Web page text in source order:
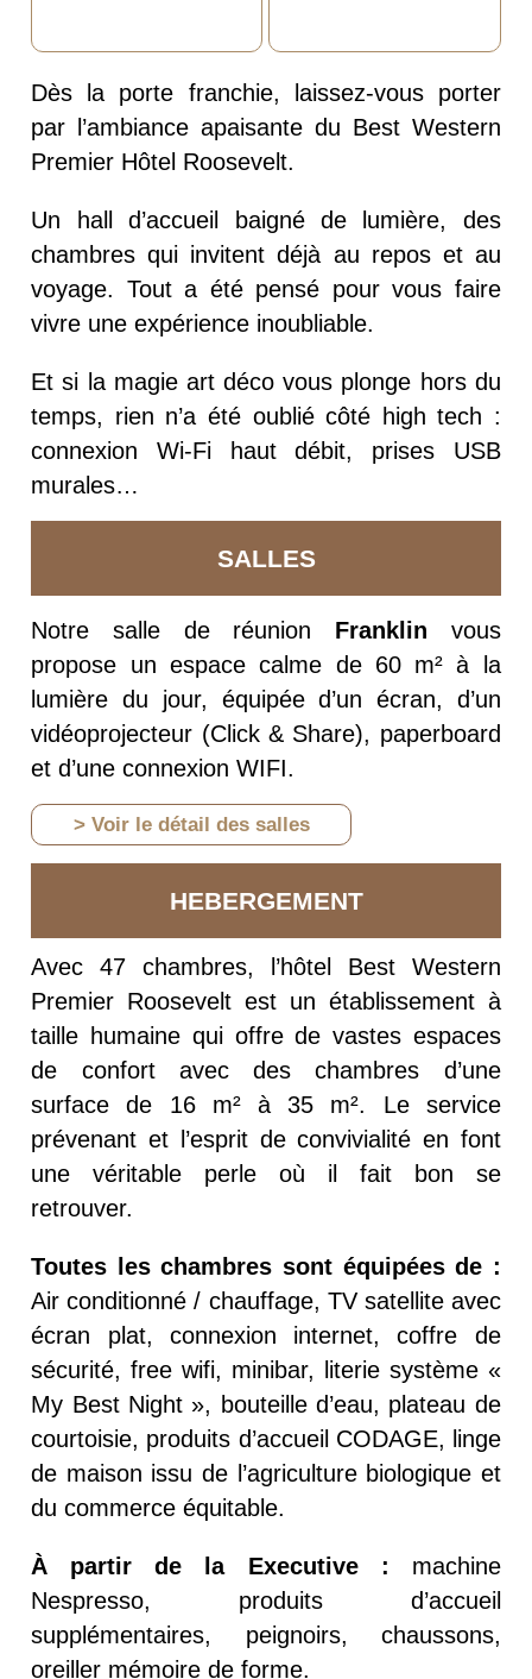
Dès la porte franchie, laissez-vous porter
par l’ambiance apaisante du Best Western
Premier Hôtel Roosevelt.
Un hall d’accueil baigné de lumière, des
chambres qui invitent déjà au repos et au
voyage. Tout a été pensé pour vous faire
vivre une expérience inoubliable.
Et si la magie art déco vous plonge hors du
temps, rien n’a été oublié côté high tech :
connexion Wi-Fi haut débit, prises USB
murales…
SALLES
Notre salle de réunion Franklin vous
propose un espace calme de 60 m² à la
lumière du jour, équipée d’un écran, d’un
vidéoprojecteur (Click & Share), paperboard
et d’une connexion WIFI.
> Voir le détail des salles
HEBERGEMENT
Avec 47 chambres, l’hôtel Best Western
Premier Roosevelt est un établissement à
taille humaine qui offre de vastes espaces
de confort avec des chambres d’une
surface de 16 m² à 35 m². Le service
prévenant et l’esprit de convivialité en font
une véritable perle où il fait bon se
retrouver.
Toutes les chambres sont équipées de :
Air conditionné / chauffage, TV satellite avec
écran plat, connexion internet, coffre de
sécurité, free wifi, minibar, literie système «
My Best Night », bouteille d’eau, plateau de
courtoisie, produits d’accueil CODAGE, linge
de maison issu de l’agriculture biologique et
du commerce équitable.
À partir de la Executive : machine
Nespresso, produits d’accueil
supplémentaires, peignoirs, chaussons,
oreiller mémoire de forme.